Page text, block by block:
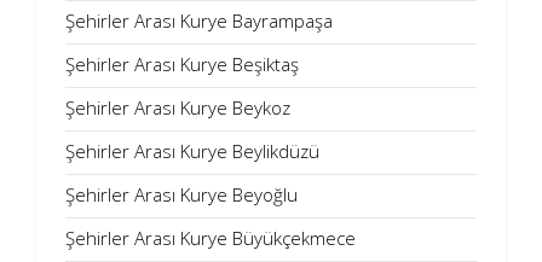
Şehirler Arası Kurye Bayrampaşa
Şehirler Arası Kurye Beşiktaş
Şehirler Arası Kurye Beykoz
Şehirler Arası Kurye Beylikdüzü
Şehirler Arası Kurye Beyoğlu
Şehirler Arası Kurye Büyükçekmece